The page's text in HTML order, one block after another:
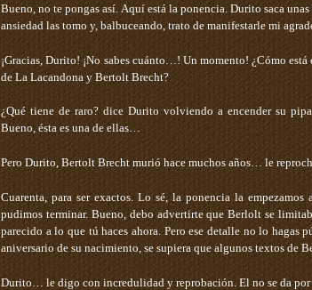
Bueno, no te pongas así. Aquí está la ponencia. Durito saca
ansiedad las tomo y, balbuceando, trato de manifestarle mi
¡Gracias, Durito! ¡No sabes cuánto…! Un momento! ¿Cómo
de La Lacandona y Bertolt Brecht?
¿Qué tiene de raro? ­dice Durito volviendo a encender su
Bueno, ésta es una de ellas…
Pero Durito, Bertolt Brecht murió hace muchos años… ­le
Cuarenta, para ser exactos. Lo sé, la ponencia la
pudimos terminar. Bueno, debo advertirte que Berlolt se
parecido a lo que tú haces ahora. Pero ese detalle no lo hagas
aniversario de su nacimiento, se supiera que algunos textos de
Durito… ­le digo con incredulidad y reprobación. El no se da por